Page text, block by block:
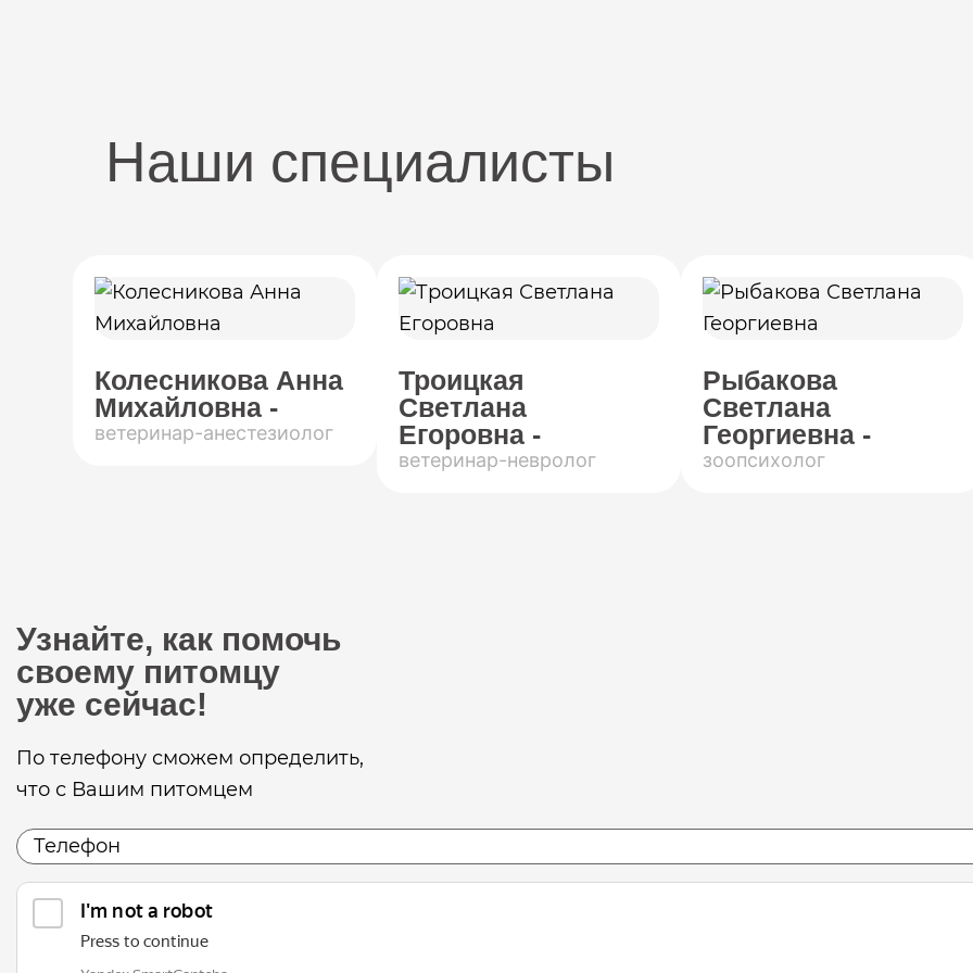
Наши специалисты
Колесникова Анна
Михайловна -
ветеринар-анестезиолог
Троицкая
Светлана
Егоровна -
ветеринар-невролог
Рыбакова
Светлана
Георгиевна -
зоопсихолог
Узнайте, как помочь
своему питомцу
уже сейчас!
По телефону сможем определить,
что с Вашим питомцем